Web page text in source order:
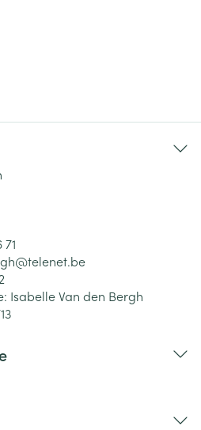
telenet.be
Isabelle Van den Bergh